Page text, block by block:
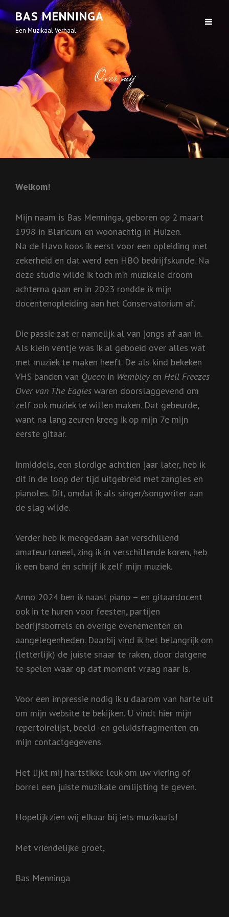
BAS MENNINGA
Een Muzikaal Verhaal
Over mij
Welkom!
Mijn naam is Bas Menninga, geboren op 2 maart
1998 in Blaricum en woonachtig in Huizen.
Na de Havo koos ik eerst voor een opleiding met
zekerheid en dat werd een HBO bedrijfskunde. Na
deze studie wilde ik toch m’n muzikale droom
achterna gaan en in 2023 rondde ik mijn
docentenopleiding aan het Conservatorium af.
Die passie zat er namelijk al van jongs af aan in.
Als klein ventje was ik al geboeid over alles wat
met muziek te maken heeft. De als kind bekeken
VHS banden van Queen in Wembleyen Hell Freezes
Over van The Eagles waren doorslaggevend om
zelf ook muziek te willen maken. Dat gebeurde,
want na lang zeuren kreeg ik op mijn 7e mijn
eerste gitaar.
Inmiddels, een slordige achttien jaar later, heb ik
dit in de loop der tijd uitgebreid met zangles en
pianoles. Dit, omdat ik als singer/songwriter aan
de slag wilde.
Verder heb ik meegedaan aan verschillend
amateurtoneel, zing ik in verschillende koren, heb
ik een band én schrijf ik zelf mijn muziek.
Anno 2024 ben ik naast piano – en gitaardocent
ook in te huren voor feesten, partijen
bedrijfsborrels en overige evenementen en
aangelegenheden. Daarbij vind ik het belangrijk om
(letterlijk) de juiste snaar te raken, door datgene
te spelen waar op dat moment vraag naar is.
Voor een impressie nodig ik u daarom van harte uit
om mijn website te bekijken. U vindt hier mijn
repertoirelijst, beeld -en geluidsfragmenten en
mijn contactgegevens.
Het lijkt mij hartstikke leuk om uw viering of
borrel een juiste muzikale omlijsting te geven.
Hopelijk zien wij elkaar bij iets muzikaals!
Met vriendelijke groet,
Bas Menninga